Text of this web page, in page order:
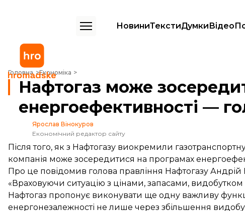
НовиниТекстиДумкиВідео
Головна Економіка
Нафтогаз може зосередитися на програмах енергоефективності — голова
Нафтогаз може
енергоефективності —
Ярослав Вінокуров
Економічний редактор сайту
Після того, як з Нафтогазу виокремили
компанія може зосередитися на програмах
Про це повідомив голова правління Нафтогазу
«Враховуючи ситуацію з цінами, запасами,
Нафтогаз пропонує виконувати ще одну важливу
енергонезалежності не лише через збільшення